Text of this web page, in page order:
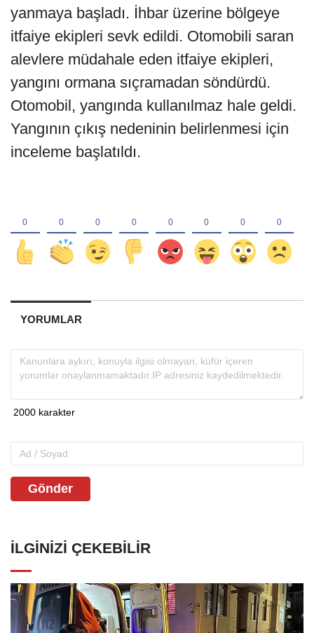
yanmaya başladı. İhbar üzerine bölgeye
itfaiye ekipleri sevk edildi. Otomobili saran
alevlere müdahale eden itfaiye ekipleri,
yangını ormana sıçramadan söndürdü.
Otomobil, yangında kullanılmaz hale geldi.
Yangının çıkış nedeninin belirlenmesi için
inceleme başlatıldı.
YORUMLAR
Gönder
İLGINIZI ÇEKEBILIR